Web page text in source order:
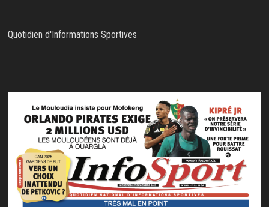
Quotidien d'Informations Sportives